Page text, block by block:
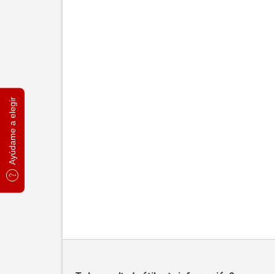
Ayúdame a elegir